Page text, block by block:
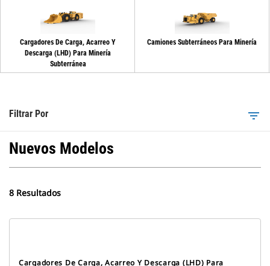
Cargadores De Carga, Acarreo Y
Descarga (LHD) Para Minería
Subterránea
Camiones Subterráneos Para Minería
Filtrar Por filter_list
Nuevos Modelos
8 Resultados
Cargadores De Carga, Acarreo Y Descarga (LHD) Para